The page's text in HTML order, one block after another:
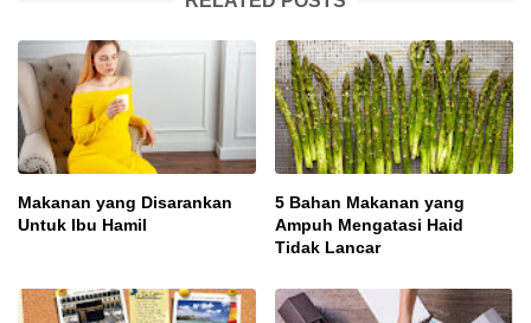
Makanan yang Disarankan
Untuk Ibu Hamil
5 Bahan Makanan yang
Ampuh Mengatasi Haid
Tidak Lancar